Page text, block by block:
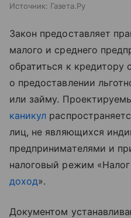
Источник: Газета.Ру
Закон предоставляет
малого и среднего
обратиться к кредитору
о предоставлении
или займу.
каникул
лиц, не являющихся
предпринимателями и
налоговый режим
доход».
Документом